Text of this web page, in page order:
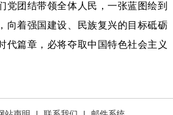
团结带领全体人民，一张蓝图绘到
向着强国建设、民族复兴的目标砥砺
代篇章，必将夺取中国特色社会主义